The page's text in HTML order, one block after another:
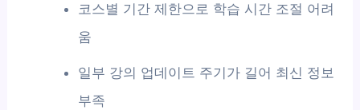
코스별 기간 제한으로 학습 시간 조절 어려
움
일부 강의 업데이트 주기가 길어 최신 정보
부족